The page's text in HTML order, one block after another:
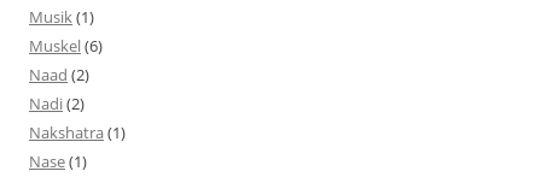
Musik(1)
Muskel(6)
Naad (2)
Nadi(2)
Nakshatra(1)
Nase(1)